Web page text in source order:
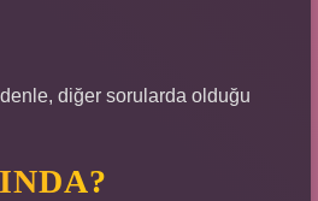
diğer sorularda olduğu